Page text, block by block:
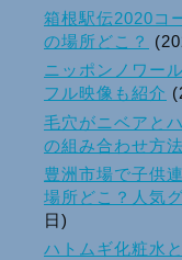
箱根駅伝2020コ
の場所どこ？
ニッポンノワー
フル映像も紹介
毛穴がニベアと
の組み合わせ方
豊洲市場で子供
場所どこ？人気
日)
ハトムギ化粧水